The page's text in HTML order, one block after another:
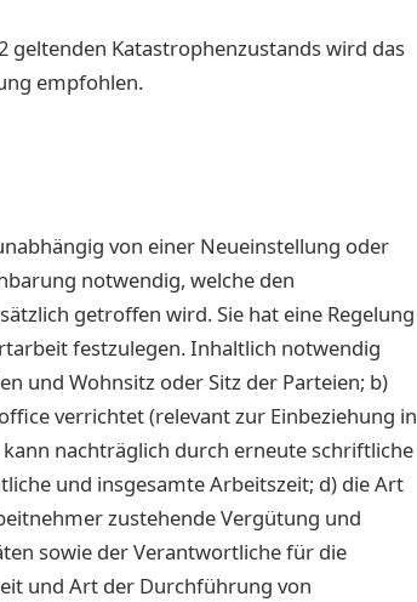
geltenden Katastrophenzustands wird das
empfohlen.
von einer Neueinstellung oder
notwendig, welche den
getroffen wird. Sie hat eine Regelung
festzulegen. Inhaltlich notwendig
und Wohnsitz oder Sitz der Parteien; b)
verrichtet (relevant zur Einbeziehung in
nachträglich durch erneute schriftliche
und insgesamte Arbeitszeit; d) die Art
zustehende Vergütung und
sowie der Verantwortliche für die
und Art der Durchführung von